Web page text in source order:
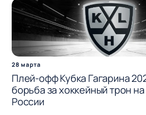
28 марта
Плей-офф Кубка Гагарина
борьба за хоккейный трон
России